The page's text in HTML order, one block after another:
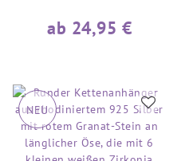
ab 24,95 €
NEU